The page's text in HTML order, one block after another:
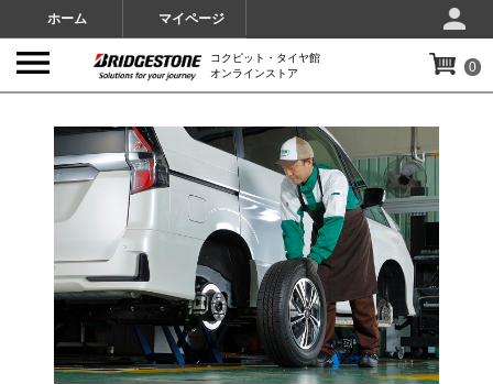
ホーム マイページ
コクピット・タイヤ館
オンラインストア
0